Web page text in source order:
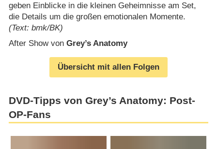
geben Einblicke in die kleinen Geheimnisse am Set,
die Details um die großen emotionalen Momente.
(Text: bmk/BK)
After Show von Grey’s Anatomy
Übersicht mit allen Folgen
DVD-Tipps von Grey’s Anatomy: Post-
OP-Fans